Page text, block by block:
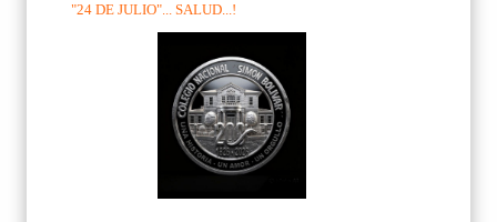
"24 DE JULIO"... SALUD...!